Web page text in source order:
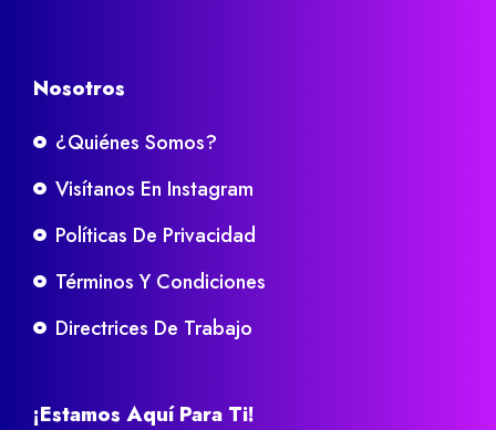
Nosotros
¿Quiénes Somos?
Visítanos En Instagram
Políticas De Privacidad
Términos Y Condiciones
Directrices De Trabajo
¡Estamos Aquí Para Ti!